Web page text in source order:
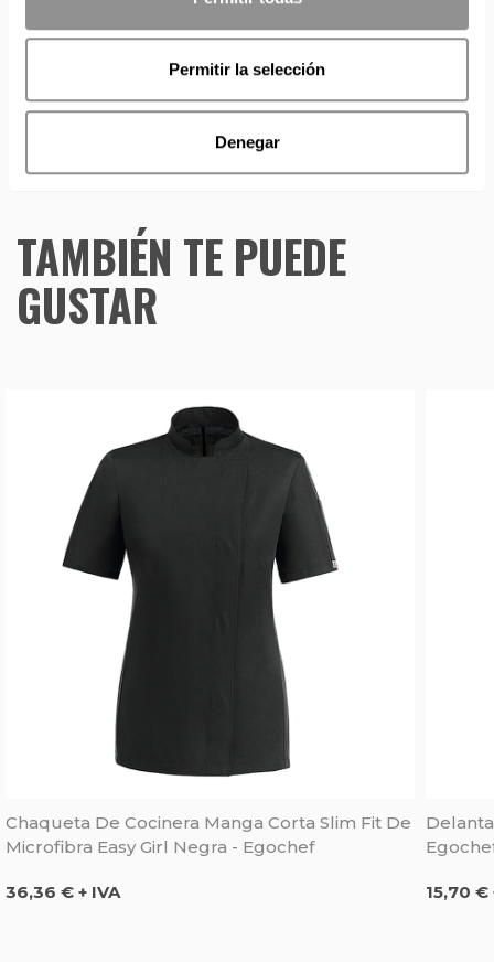
Permitir la selección
Denegar
bordados y estampados está cerrado en agosto. Se
reanudan las personalizaciones por orden de compra a
TAMBIÉN TE PUEDE
GUSTAR
Chaqueta De Cocinera Manga Corta Slim Fit De
Microfibra Easy Girl Negra - Egochef
Precio
36,36 € + IVA Precio
15,70 €